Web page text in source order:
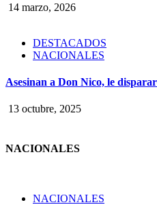
14 marzo, 2026
DESTACADOS
NACIONALES
Asesinan a Don Nico, le
13 octubre, 2025
NACIONALES
NACIONALES